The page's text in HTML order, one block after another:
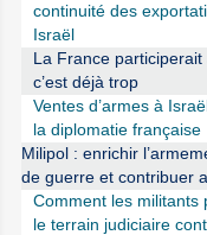
continuité des
Israël
La France participerait
c’est déjà trop
Ventes d’armes à
la diplomatie française
Milipol : enrichir
de guerre et contribuer
Comment les militants
le terrain judiciaire